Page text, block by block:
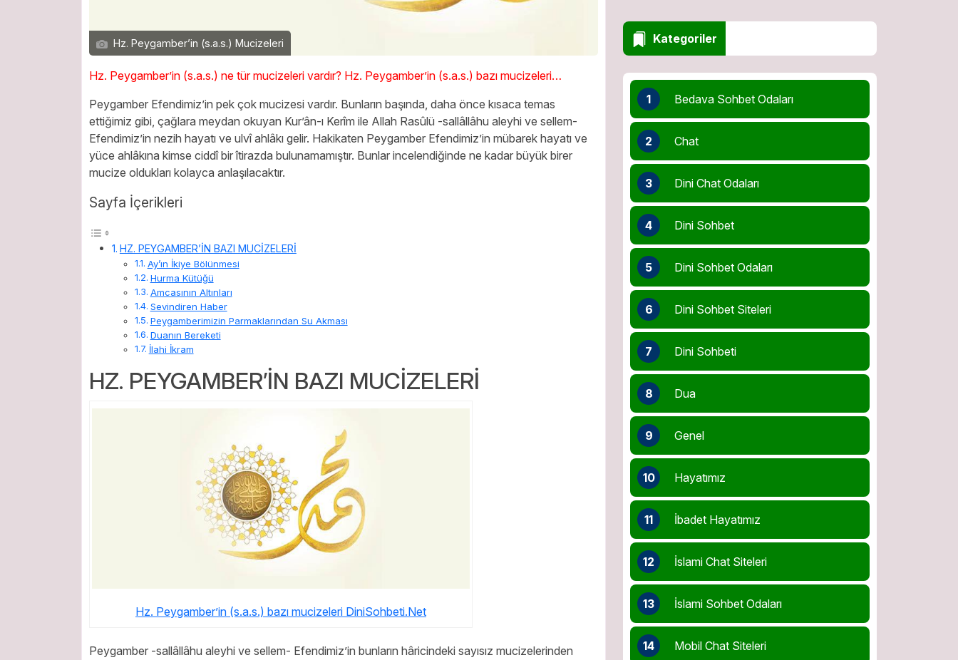
Hz. Peygamber’in (s.a.s.) Mucizeleri
Hz. Peygamber’in (s.a.s.) ne tür mucizeleri vardır? Hz. Peygamber’in (s.a.s.) bazı mucizeleri…
Peygamber Efendimiz’in pek çok mucizesi vardır. Bunların başında, daha önce kısaca temas
ettiğimiz gibi, çağlara meydan okuyan Kur’ân-ı Kerîm ile Allah Rasûlü -sallâllâhu aleyhi ve sellem-
Efendimiz’in nezih hayatı ve ulvî ahlâkı gelir. Hakikaten Peygamber Efendimiz’in mübarek hayatı ve
yüce ahlâkına kimse ciddî bir îtirazda bulunamamıştır. Bunlar incelendiğinde ne kadar büyük birer
mucize oldukları kolayca anlaşılacaktır.
Sayfa İçerikleri
HZ. PEYGAMBER’İN BAZI MUCİZELERİ
Ay’ın İkiye Bölünmesi
Hurma Kütüğü
Amcasının Altınları
Sevindiren Haber
Peygamberimizin Parmaklarından Su Akması
Duanın Bereketi
İlahi İkram
HZ. PEYGAMBER’İN BAZI MUCİZELERİ
Hz. Peygamber’in (s.a.s.) bazı mucizeleri DiniSohbeti.Net
Peygamber -sallâllâhu aleyhi ve sellem- Efendimiz’in bunların hâricindeki sayısız mucizelerinden
Kategoriler
1 Bedava Sohbet Odaları
2 Chat
3 Dini Chat Odaları
4 Dini Sohbet
5 Dini Sohbet Odaları
6 Dini Sohbet Siteleri
7 Dini Sohbeti
8 Dua
9 Genel
10 Hayatımız
11 İbadet Hayatımız
12 İslami Chat Siteleri
13 İslami Sohbet Odaları
14 Mobil Chat Siteleri